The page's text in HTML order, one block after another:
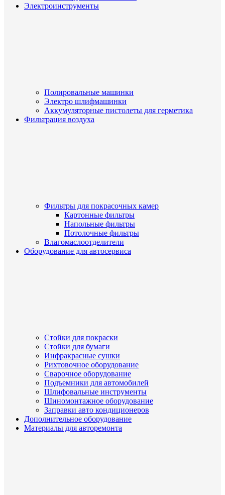
Электроинструменты
Полировальные машинки
Электро шлифмашинки
Аккумуляторные пистолеты для герметика
Фильтрация воздуха
Фильтры для покрасочных камер
Картонные фильтры
Напольные фильтры
Потолочные фильтры
Влагомаслоотделители
Оборудование для автосервиса
Стойки для покраски
Стойки для бумаги
Инфракрасные сушки
Рихтовочное оборудование
Сварочное оборудование
Подъемники для автомобилей
Шлифовальные инструменты
Шиномонтажное оборудование
Заправки авто кондиционеров
Дополнительное оборудование
Материалы для авторемонта